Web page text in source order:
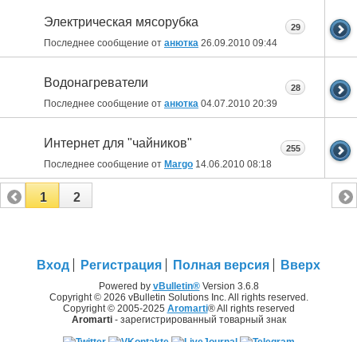
Электрическая мясорубка
Последнее сообщение от анютка 26.09.2010 09:44
29
Водонагреватели
Последнее сообщение от анютка 04.07.2010 20:39
28
Интернет для "чайников"
Последнее сообщение от Margo 14.06.2010 08:18
255
1 2
Вход Регистрация Полная версия Вверх
Powered by vBulletin®Version 3.6.8
Copyright © 2026 vBulletin Solutions Inc. All rights reserved.
Copyright © 2005-2025 Aromarti® All rights reserved
Aromarti- зарегистрированный товарный знак